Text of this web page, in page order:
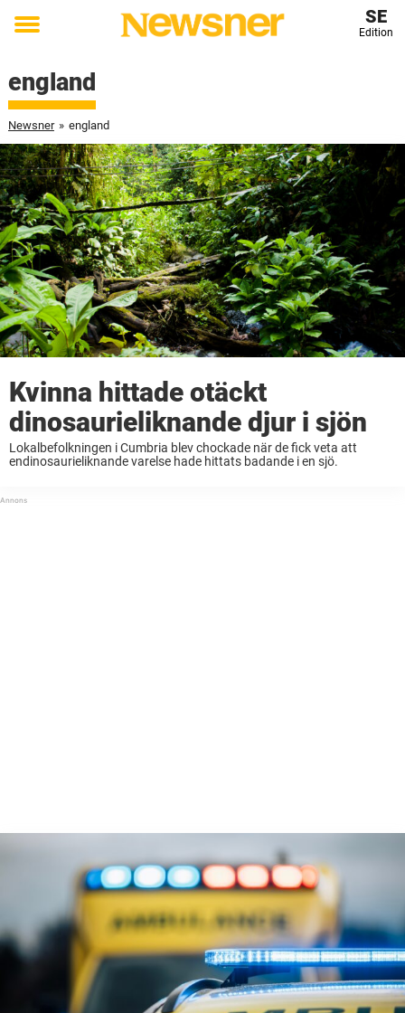
Toggle
SE
Edition
england
Newsner » england
Kvinna hittade otäckt
dinosaurieliknande djur i sjön
Lokalbefolkningen i Cumbria blev chockade när de fick veta att
endinosaurieliknande varelse hade hittats badande i en sjö.